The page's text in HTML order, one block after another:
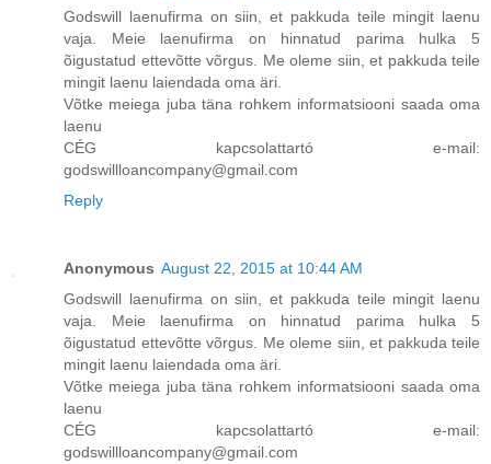
Godswill laenufirma on siin, et pakkuda teile mingit laenu
vaja. Meie laenufirma on hinnatud parima hulka 5
õigustatud ettevõtte võrgus. Me oleme siin, et pakkuda teile
mingit laenu laiendada oma äri.
Võtke meiega juba täna rohkem informatsiooni saada oma
laenu
CÉG kapcsolattartó e-mail:
godswillloancompany@gmail.com
Reply
Anonymous August 22, 2015 at 10:44 AM
Godswill laenufirma on siin, et pakkuda teile mingit laenu
vaja. Meie laenufirma on hinnatud parima hulka 5
õigustatud ettevõtte võrgus. Me oleme siin, et pakkuda teile
mingit laenu laiendada oma äri.
Võtke meiega juba täna rohkem informatsiooni saada oma
laenu
CÉG kapcsolattartó e-mail:
godswillloancompany@gmail.com